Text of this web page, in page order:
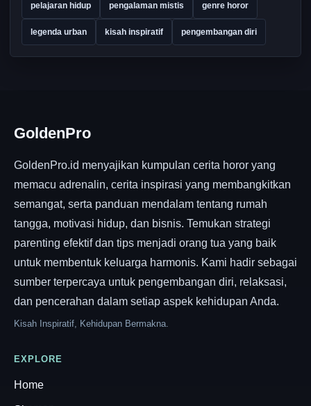
pelajaran hidup pengalaman mistis genre horor
legenda urban kisah inspiratif pengembangan diri
GoldenPro
GoldenPro.id menyajikan kumpulan cerita horor yang
memacu adrenalin, cerita inspirasi yang membangkitkan
semangat, serta panduan mendalam tentang rumah
tangga, motivasi hidup, dan bisnis. Temukan strategi
parenting efektif dan tips menjadi orang tua yang baik
untuk membentuk keluarga harmonis. Kami hadir sebagai
sumber terpercaya untuk pengembangan diri, relaksasi,
dan pencerahan dalam setiap aspek kehidupan Anda.
Kisah Inspiratif, Kehidupan Bermakna.
EXPLORE
Home